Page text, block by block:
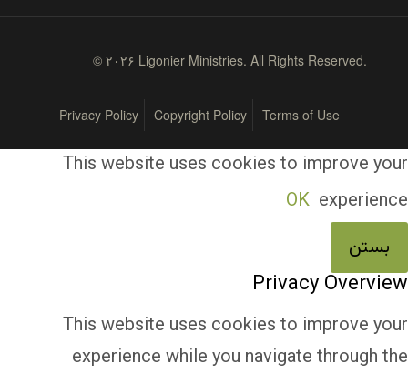
© ۲۰۲۶ Ligonier Ministries. All Rights Reserved.
Terms of Use
Copyright Policy
Privacy Policy
This website uses cookies to improve your
experience
OK
بستن
Privacy Overview
This website uses cookies to improve your
experience while you navigate through the